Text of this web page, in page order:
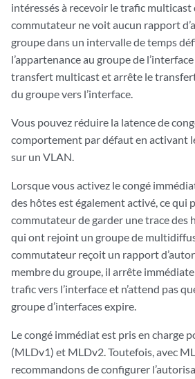
intéressés à recevoir le trafic multicast
commutateur ne voit aucun rapport
groupe dans un intervalle de temps
l’appartenance au groupe de
transfert multicast et arrête le
du groupe vers l’interface.
Vous pouvez réduire la latence de
comportement par défaut en activant
sur un VLAN.
Lorsque vous activez le congé
des hôtes est également activé, ce qui
commutateur de garder une trace des
qui ont rejoint un groupe de
commutateur reçoit un rapport
membre du groupe, il arrête
trafic vers l’interface et n’attend pas
groupe d’interfaces expire.
Le congé immédiat est pris en charge
(MLDv1) et MLDv2. Toutefois, avec
recommandons de configurer